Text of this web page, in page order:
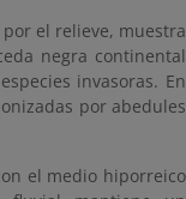
el relieve, muestra
negra continental
invasoras. En
por abedules
el medio hiporreico